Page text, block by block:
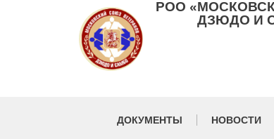
РОО
ДЗЮДО И
ДОКУМЕНТЫ НОВОСТИ